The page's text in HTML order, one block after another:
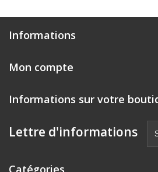
Informations
Mon compte
Informations sur votre
Lettre d'informations